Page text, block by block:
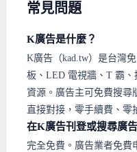
常見問題
K廣告是什麼？
K廣告（kad.tw）是台灣
板、LED 電視牆、T 霸
資源。廣告主可免費搜尋
直接對接，零手續費、零
在K廣告刊登或搜尋廣
完全免費。廣告業者免費